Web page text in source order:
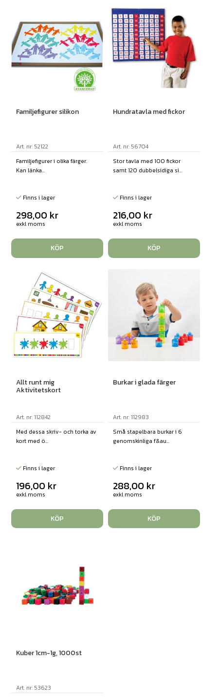
Familjefigurer silikon
Art. nr: 52122
Familjefigurer i olika färger.
Kan länka...
Finns i lager
298,00 kr
exkl moms
KÖP
Hundratavla med fickor
Art. nr: 56704
Stor tavla med 100 fickor
samt 120 dubbelsidiga si...
Finns i lager
216,00 kr
exkl moms
KÖP
Allt runt mig
Aktivitetskort
Art. nr: 112842
Med dessa skriv- och torka av
kort med ö...
Finns i lager
196,00 kr
exkl moms
KÖP
Burkar i glada färger
Art. nr: 112983
Små stapelbara burkar i 6
genomskinliga f&au...
Finns i lager
288,00 kr
exkl moms
KÖP
Kuber 1cm-1g, 1000st
Art. nr: 53623